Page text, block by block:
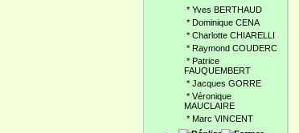
* Yves BERTHAUD
* Dominique CENA
* Charlotte CHIARELLI
* Raymond COUDERC
* Patrice
FAUQUEMBERT
* Jacques GORRE
* Véronique
MAUCLAIRE
* Marc VINCENT